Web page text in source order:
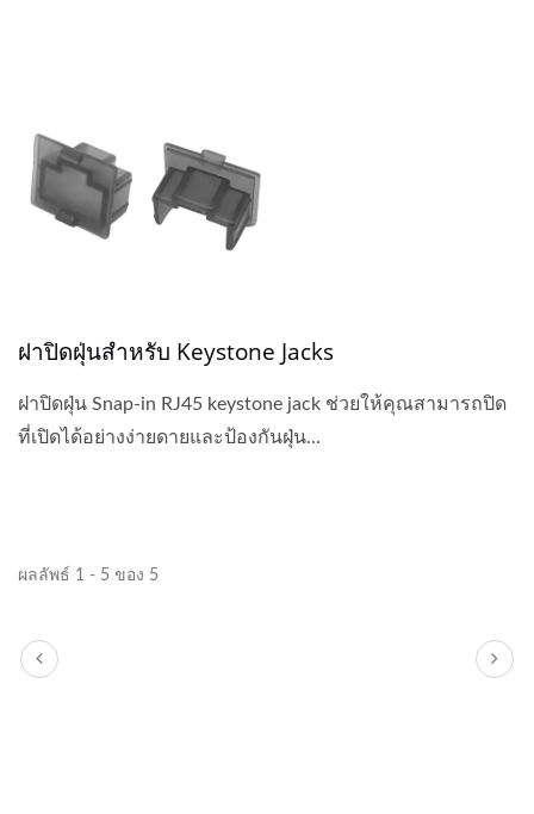
ฝาปิดฝุ่นสำหรับ Keystone Jacks
ฝาปิดฝุ่น Snap-in RJ45 keystone jack ช่วยให้คุณสามารถปิด
ที่เปิดได้อย่างง่ายดายและป้องกันฝุ่น...
ผลลัพธ์ 1 - 5 ของ 5